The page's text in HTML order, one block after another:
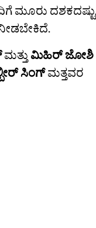
ಮೂರು ದಶಕದಷ್ಟು
ಮತ್ತು ಮಿಹಿರ್ ಜೋಶಿ
ಸಿಂಗ್‌ಮತ್ತವರ